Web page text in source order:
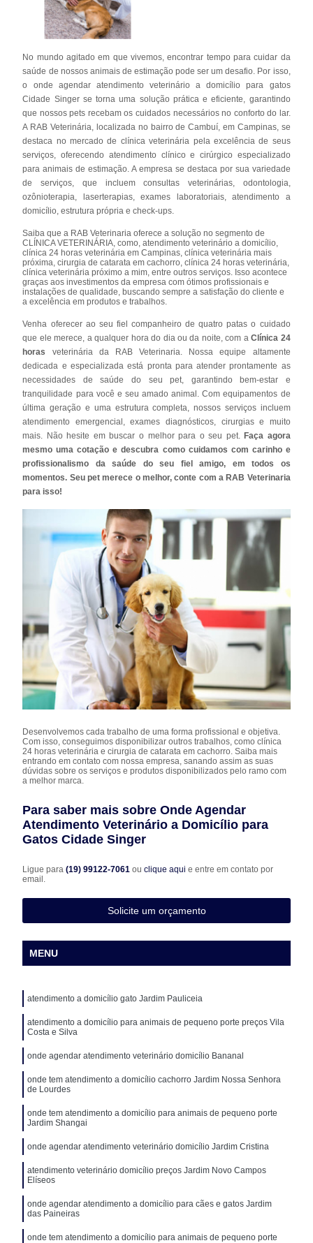
No mundo agitado em que vivemos, encontrar tempo para cuidar da
saúde de nossos animais de estimação pode ser um desafio. Por isso,
o onde agendar atendimento veterinário a domicílio para gatos
Cidade Singer se torna uma solução prática e eficiente, garantindo
que nossos pets recebam os cuidados necessários no conforto do lar.
A RAB Veterinária, localizada no bairro de Cambuí, em Campinas, se
destaca no mercado de clínica veterinária pela excelência de seus
serviços, oferecendo atendimento clínico e cirúrgico especializado
para animais de estimação. A empresa se destaca por sua variedade
de serviços, que incluem consultas veterinárias, odontologia,
ozônioterapia, laserterapias, exames laboratoriais, atendimento a
domicílio, estrutura própria e check-ups.
Saiba que a RAB Veterinaria oferece a solução no segmento de
CLÍNICA VETERINÁRIA, como, atendimento veterinário a domicílio,
clínica 24 horas veterinária em Campinas, clínica veterinária mais
próxima, cirurgia de catarata em cachorro, clínica 24 horas veterinária,
clínica veterinária próximo a mim, entre outros serviços. Isso acontece
graças aos investimentos da empresa com ótimos profissionais e
instalações de qualidade, buscando sempre a satisfação do cliente e
a excelência em produtos e trabalhos.
Venha oferecer ao seu fiel companheiro de quatro patas o cuidado
que ele merece, a qualquer hora do dia ou da noite, com aClínica 24
horas
veterinária da RAB Veterinaria. Nossa equipe altamente
dedicada e especializada está pronta para atender prontamente as
necessidades de saúde do seu pet, garantindo bem-estar e
tranquilidade para você e seu amado animal. Com equipamentos de
última geração e uma estrutura completa, nossos serviços incluem
atendimento emergencial, exames diagnósticos, cirurgias e muito
mais. Não hesite em buscar o melhor para o seu pet.Faça agora
mesmo uma cotação e descubra como cuidamos com carinho e
profissionalismo da saúde do seu fiel amigo, em todos os
momentos. Seu pet merece o melhor, conte com a RAB Veterinaria
para isso!
Desenvolvemos cada trabalho de uma forma profissional e objetiva.
Com isso, conseguimos disponibilizar outros trabalhos, como clínica
24 horas veterinária e cirurgia de catarata em cachorro. Saiba mais
entrando em contato com nossa empresa, sanando assim as suas
dúvidas sobre os serviços e produtos disponibilizados pelo ramo com
a melhor marca.
Para saber mais sobre Onde Agendar
Atendimento Veterinário a Domicílio para
Gatos Cidade Singer
Ligue para(19) 99122-7061ouclique aqui e entre em contato por
email.
Solicite um orçamento
MENU
atendimento a domicílio gato Jardim Pauliceia
atendimento a domicílio para animais de pequeno porte preços Vila
Costa e Silva
onde agendar atendimento veterinário domicílio Bananal
onde tem atendimento a domicílio cachorro Jardim Nossa Senhora
de Lourdes
onde tem atendimento a domicílio para animais de pequeno porte
Jardim Shangai
onde agendar atendimento veterinário domicílio Jardim Cristina
atendimento veterinário domicílio preços Jardim Novo Campos
Elíseos
onde agendar atendimento a domicílio para cães e gatos Jardim
das Paineiras
onde tem atendimento a domicílio para animais de pequeno porte